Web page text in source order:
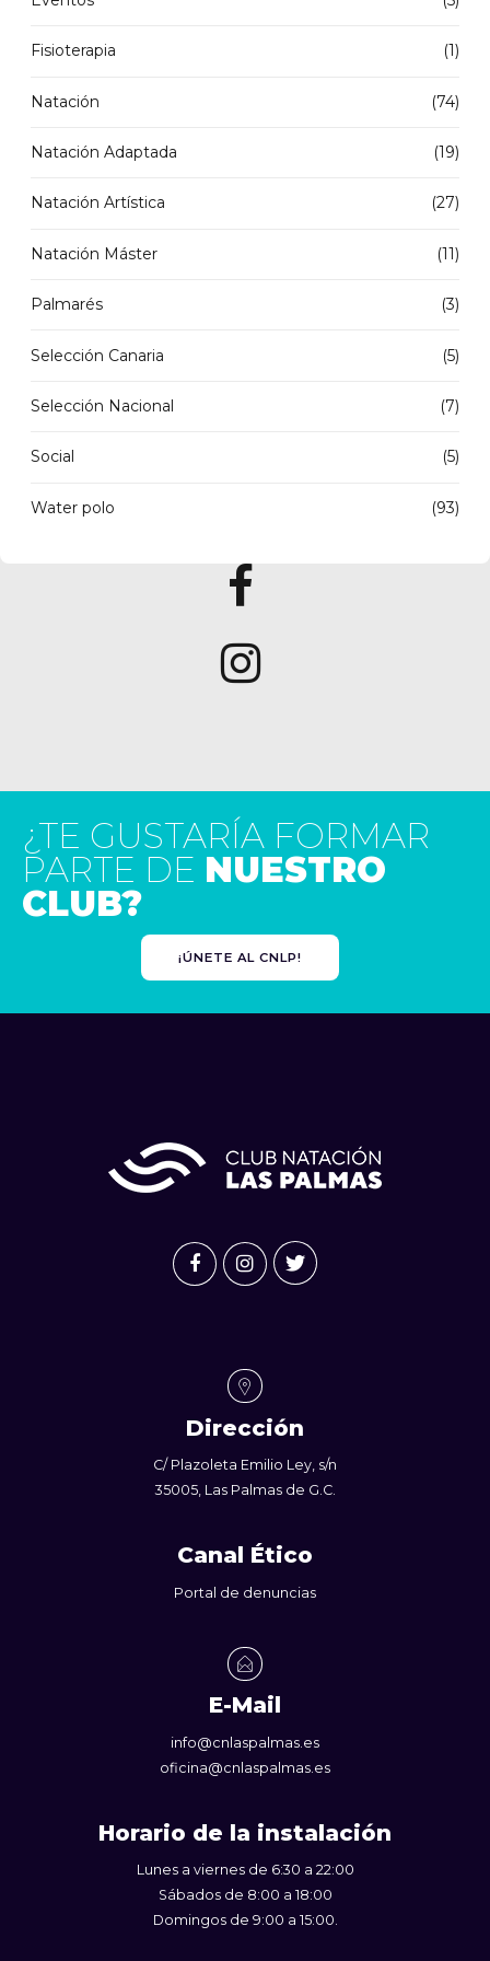
Fisioterapia (1)
Natación (74)
Natación Adaptada (19)
Natación Artística (27)
Natación Máster (11)
Palmarés (3)
Selección Canaria (5)
Selección Nacional (7)
Social (5)
Water polo (93)
¿TE GUSTARÍA FORMAR
PARTE DE NUESTRO
CLUB?
¡ÚNETE AL CNLP!
Dirección
C/ Plazoleta Emilio Ley, s/n
35005, Las Palmas de G.C.
Canal Ético
Portal de denuncias
E-Mail
info@cnlaspalmas.es
oficina@cnlaspalmas.es
Horario de la instalación
Lunes a viernes de 6:30 a 22:00
Sábados de 8:00 a 18:00
Domingos de 9:00 a 15:00.